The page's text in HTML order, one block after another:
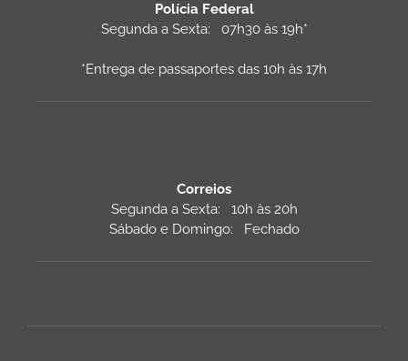
Polícia Federal
Segunda a Sexta: 07h30 às 19h*
*Entrega de passaportes das 10h às 17h
Correios
Segunda a Sexta: 10h às 20h
Sábado e Domingo: Fechado